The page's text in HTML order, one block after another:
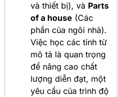
và thiết bị), và Parts
of a house (Các
phần của ngôi nhà).
Việc học các tính từ
mô tả là quan trọng
để nâng cao chất
lượng diễn đạt, một
yêu cầu của trình độ